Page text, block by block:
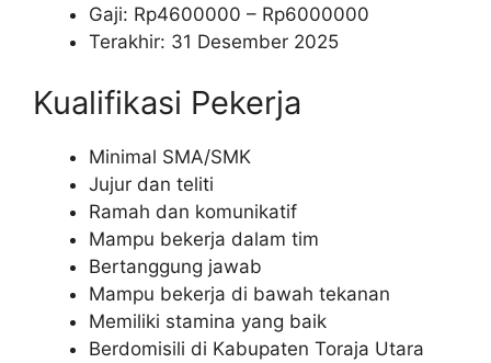
Gaji: Rp4600000 – Rp6000000
Terakhir: 31 Desember 2025
Kualifikasi Pekerja
Minimal SMA/SMK
Jujur dan teliti
Ramah dan komunikatif
Mampu bekerja dalam tim
Bertanggung jawab
Mampu bekerja di bawah tekanan
Memiliki stamina yang baik
Berdomisili di Kabupaten Toraja Utara